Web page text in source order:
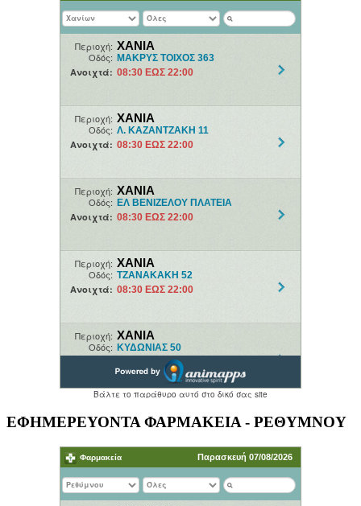
ΕΦΗΜΕΡΕΥΟΝΤΑ ΦΑΡΜΑΚΕΙΑ - ΡΕΘΥΜΝΟΥ